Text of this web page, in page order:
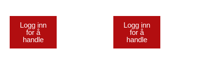
Logg inn
for å
handle
Logg inn
for å
handle